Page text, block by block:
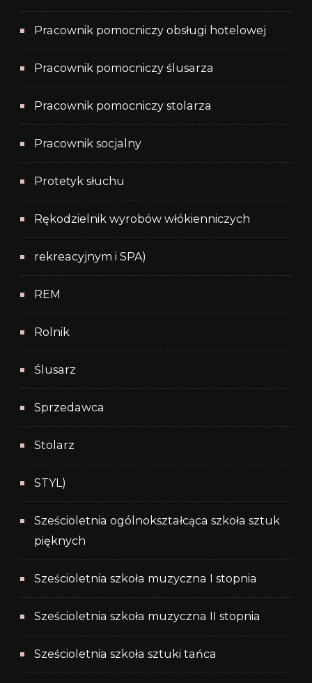
Pracownik pomocniczy obsługi hotelowej
Pracownik pomocniczy ślusarza
Pracownik pomocniczy stolarza
Pracownik socjalny
Protetyk słuchu
Rękodzielnik wyrobów włókienniczych
rekreacyjnym i SPA)
REM
Rolnik
Ślusarz
Sprzedawca
Stolarz
STYL)
Sześcioletnia ogólnokształcąca szkoła sztuk
pięknych
Sześcioletnia szkoła muzyczna I stopnia
Sześcioletnia szkoła muzyczna II stopnia
Sześcioletnia szkoła sztuki tańca